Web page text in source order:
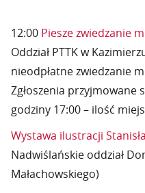
12:00 Piesze zwiedzanie
Oddział PTTK w
nieodpłatne zwiedzanie
Zgłoszenia przyjmowane
godziny 17:00 – ilość
Wystawa ilustracji
Nadwiślańskie oddział
Małachowskiego)